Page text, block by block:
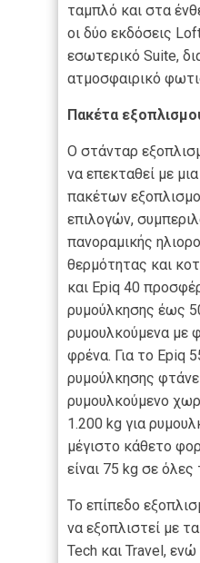
ταμπλό και στα
οι δύο εκδόσεις
εσωτερικό Suite,
ατμοσφαιρικό
Πακέτα
Ο στάνταρ
να επεκταθεί με
πακέτων
επιλογών,
πανοραμικής
θερμότητας και
και Epiq 40
ρυμούλκησης έως
ρυμουλκούμενα με
φρένα. Για το Epiq
ρυμούλκησης
ρυμουλκούμενο
1.200 kg για
μέγιστο κάθετο
είναι 75 kg σε όλες
Το επίπεδο
να εξοπλιστεί με
Tech και Travel,